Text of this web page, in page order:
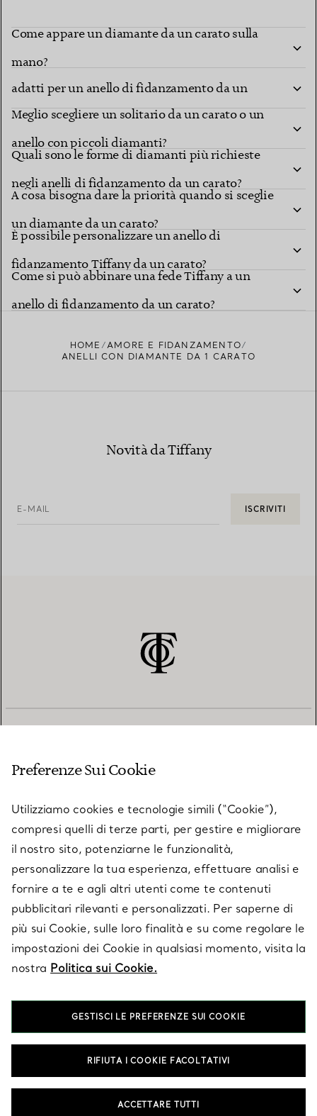
Come appare un diamante da un carato sulla
mano?
Quali sono i modelli e i tipi di montatura più
adatti per un anello di fidanzamento da un
carato?
Meglio scegliere un solitario da un carato o un
anello con piccoli diamanti?
Quali sono le forme di diamanti più richieste
negli anelli di fidanzamento da un carato?
A cosa bisogna dare la priorità quando si sceglie
un diamante da un carato?
È possibile personalizzare un anello di
fidanzamento Tiffany da un carato?
Come si può abbinare una fede Tiffany a un
anello di fidanzamento da un carato?
HOME
AMORE E FIDANZAMENTO
ANELLI CON DIAMANTE DA 1 CARATO
Novità da Tiffany
E-MAIL ISCRIVITI
SU TIFFANY & CO.
LEGALE
SEGUICI
T&Co. 2026
Preferenze Sui Cookie
Utilizziamo cookies e tecnologie simili (“Cookie”),
compresi quelli di terze parti, per gestire e migliorare
il nostro sito, potenziarne le funzionalità,
personalizzare la tua esperienza, effettuare analisi e
fornire a te e agli altri utenti come te contenuti
pubblicitari rilevanti e personalizzati. Per saperne di
più sui Cookie, sulle loro finalità e su come regolare le
impostazioni dei Cookie in qualsiasi momento, visita la
nostra Politica sui Cookie.
GESTISCI LE PREFERENZE SUI COOKIE
RIFIUTA I COOKIE FACOLTATIVI
ACCETTARE TUTTI